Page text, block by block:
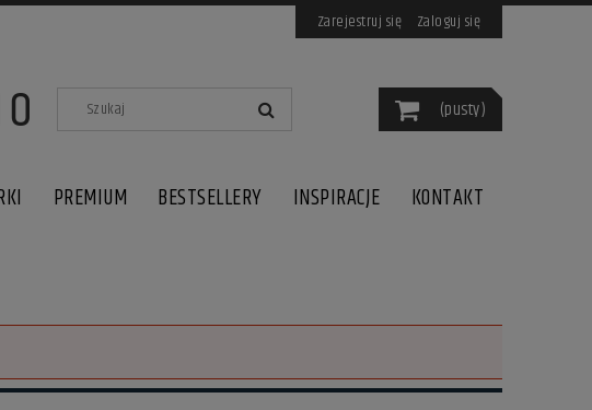
Zarejestruj się Zaloguj się
(pusty)
PREMIUM BESTSELLERY INSPIRACJE KONTAKT